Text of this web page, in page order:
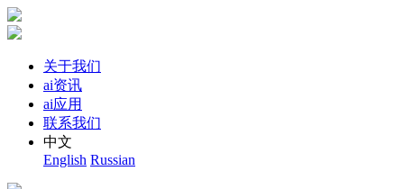
关于我们
ai资讯
ai应用
联系我们
中文
English Russian